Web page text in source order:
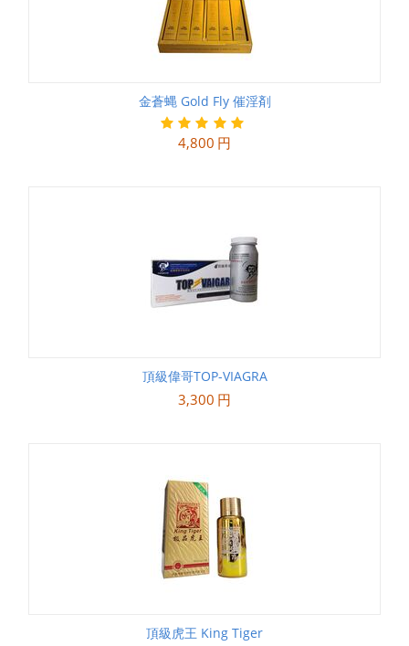
金蒼蝿 Gold Fly 催淫剤
4,800 円
頂級偉哥TOP-VIAGRA
3,300 円
頂級虎王 King Tiger